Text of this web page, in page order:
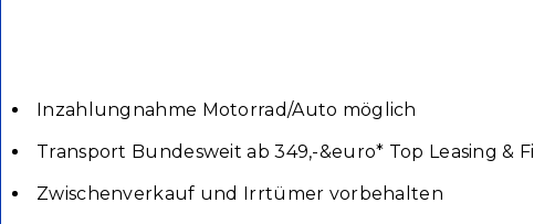
Inzahlungnahme Motorrad/Auto möglich
Transport Bundesweit ab 349,-&euro* Top Leasing &
Zwischenverkauf und Irrtümer vorbehalten